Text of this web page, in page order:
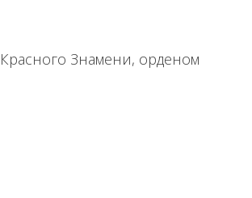
Знамени, орденом